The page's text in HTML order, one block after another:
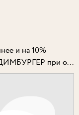
и на 10%
при о...